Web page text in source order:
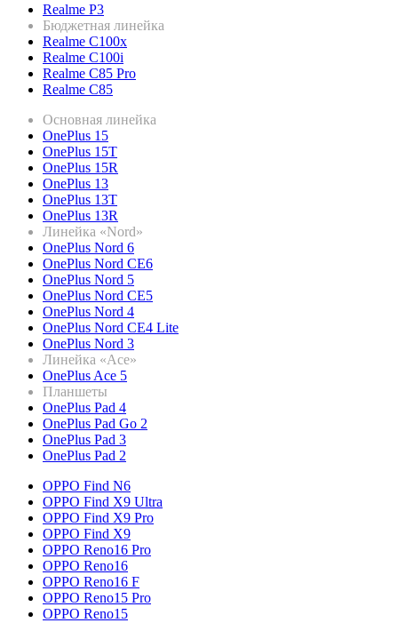
Realme P3
Бюджетная линейка
Realme C100x
Realme C100i
Realme C85 Pro
Realme C85
Основная линейка
OnePlus 15
OnePlus 15T
OnePlus 15R
OnePlus 13
OnePlus 13T
OnePlus 13R
Линейка «Nord»
OnePlus Nord 6
OnePlus Nord CE6
OnePlus Nord 5
OnePlus Nord CE5
OnePlus Nord 4
OnePlus Nord CE4 Lite
OnePlus Nord 3
Линейка «Ace»
OnePlus Ace 5
Планшеты
OnePlus Pad 4
OnePlus Pad Go 2
OnePlus Pad 3
OnePlus Pad 2
OPPO Find N6
OPPO Find X9 Ultra
OPPO Find X9 Pro
OPPO Find X9
OPPO Reno16 Pro
OPPO Reno16
OPPO Reno16 F
OPPO Reno15 Pro
OPPO Reno15